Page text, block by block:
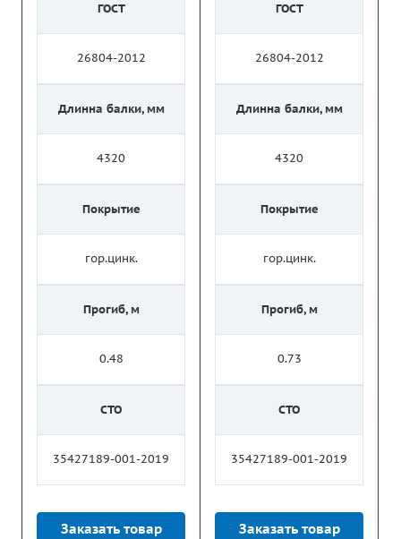
ГОСТ
26804-2012
Длинна балки, мм
4320
Покрытие
гор.цинк.
Прогиб, м
0.48
СТО
35427189-001-2019
Заказать товар
ГОСТ
26804-2012
Длинна балки, мм
4320
Покрытие
гор.цинк.
Прогиб, м
0.73
СТО
35427189-001-2019
Заказать товар